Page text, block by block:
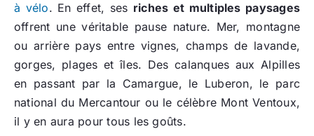
à vélo. En effet, ses riches et multiples paysages
offrent une véritable pause nature. Mer, montagne
ou arrière pays entre vignes, champs de lavande,
gorges, plages et îles. Des calanques aux Alpilles
en passant par la Camargue, le Luberon, le parc
national du Mercantour ou le célèbre Mont Ventoux,
il y en aura pour tous les goûts.